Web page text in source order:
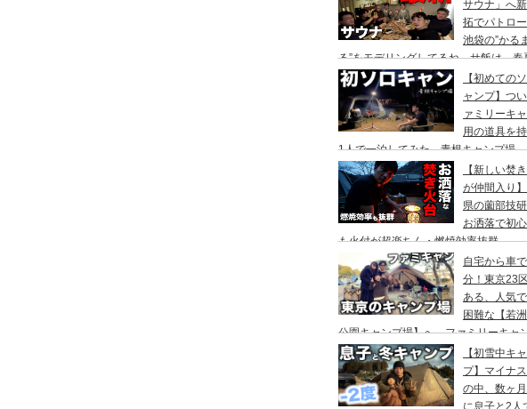
サウナ」へ
拓でパトロー
池袋の”かるま
る”をモデリングしてるね。サ飯は、春
にて。
【初めての
ャンプ】つ
ァミリーキ
用の道具を
1人で一泊してみた。青根キャンプ場
【新しい焚
が仲間入り
県の薗部技研
お洒落で初
も火付が超楽ちん・燃焼効率抜群
自宅から車
分！東京23
ある、人気
困難な【若
公園キャンプ場】へ、ファミリーキャ
行ってきた。冬キャンプもキャンプギ
手に使えば暖かくて楽しい♪
【初雪中キ
プ】マイナ
の中、数ヶ
に息子と2人